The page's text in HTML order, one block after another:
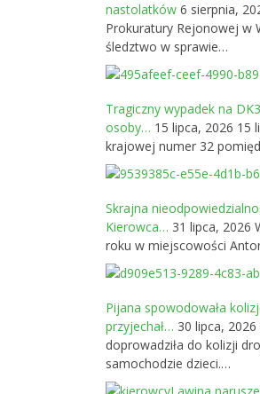
nastolatków 6 sierpnia,
Prokuratury Rejonowej w
śledztwo w sprawie…
Tragiczny wypadek na
osoby… 15 lipca, 2026 15
krajowej numer 32
Skrajna
Kierowca… 31 lipca, 2026
roku w miejscowości
Pijana spowodowała
przyjechał… 30 lipca, 2026
doprowadziła do kolizji
samochodzie dzieci.…